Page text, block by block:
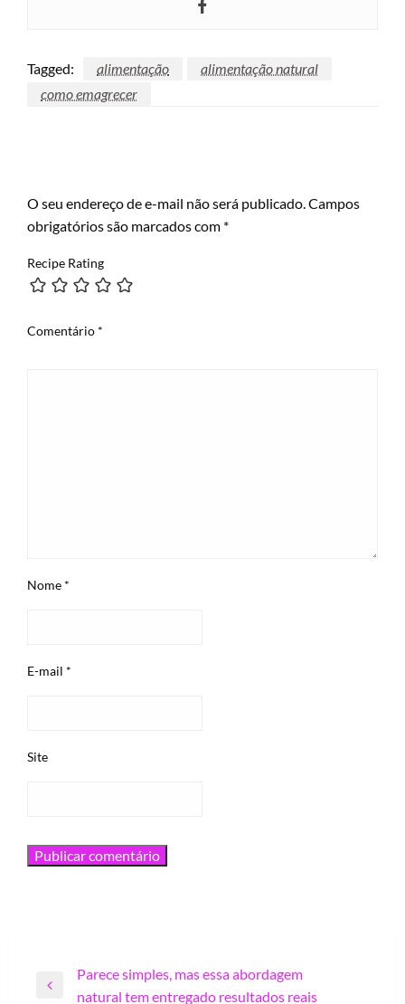
Tagged: alimentação
alimentação natural
como emagrecer
O seu endereço de e-mail não será publicado.Campos
obrigatórios são marcados com *
Recipe Rating
Comentário *
Nome *
E-mail *
Site
Navegação
Previous
Parece simples, mas essa abordagem
natural tem entregado resultados reais